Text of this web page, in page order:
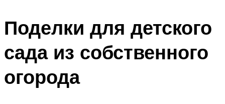
Поделки для детского
сада из собственного
огорода